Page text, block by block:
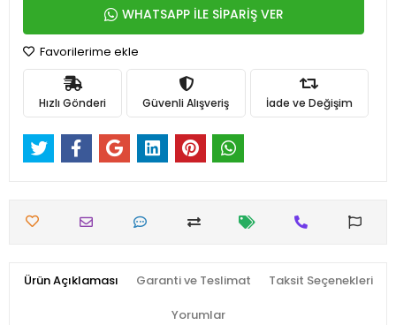
WHATSAPP İLE SİPARİŞ VER
Favorilerime ekle
Hızlı Gönderi Güvenli Alışveriş İade ve Değişim
Ürün Açıklaması Garanti ve Teslimat Taksit Seçenekleri
Yorumlar